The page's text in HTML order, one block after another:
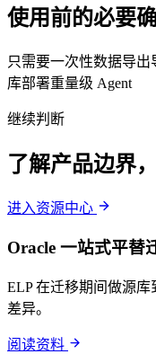
使用前的必要
只需要一次性数据导出
库部署重量级 Agent
继续判断
了解产品边界
进入资源中心
Oracle 一站式平替
ELP 在迁移期间做源
差异。
阅读资料